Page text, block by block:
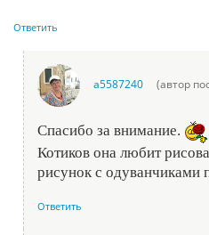
Ответить
a5587240 (автор
Спасибо за внимание.
Котиков она любит
рисунок с одуванчиками
Ответить